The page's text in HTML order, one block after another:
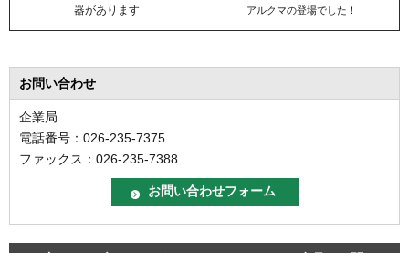
器があります アルクマの登場でした！
お問い合わせ
企業局
電話番号：026-235-7375
ファックス：026-235-7388